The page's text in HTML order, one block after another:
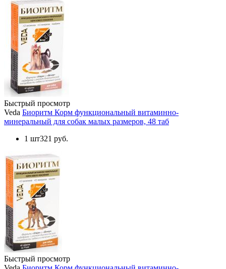
Быстрый просмотр
Veda Биоритм Корм функциональный витаминно-
минеральный для собак малых размеров, 48 таб
1 шт321 руб.
Быстрый просмотр